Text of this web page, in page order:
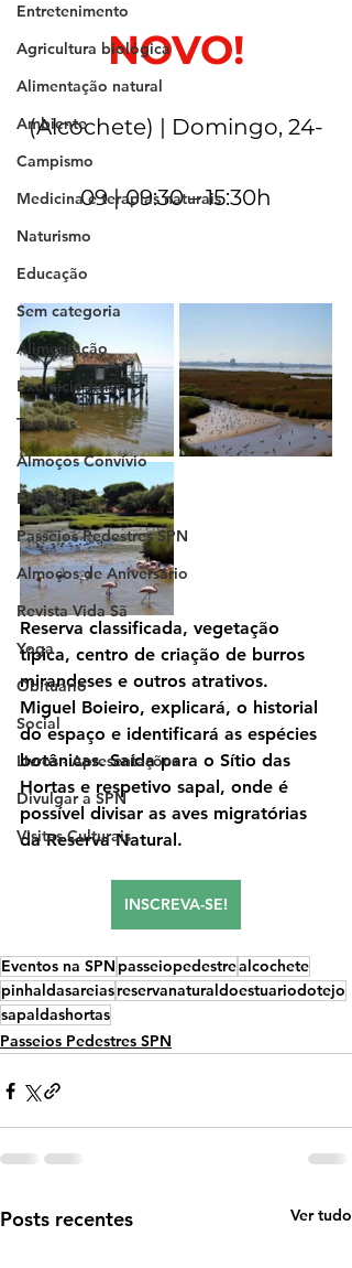
Entretenimento
Agricultura biológica
Alimentação natural
Ambiente
Campismo
Medicina e terapias naturais
Naturismo
Educação
Sem categoria
Alimentação
Exercício físico
Terapias
Almoços Convívio
Fitologia
Passeios Pedestres SPN
Almoços de Aniversário
Revista Vida Sã
Yoga
Obituário
Social
Livros - Apresentações
Divulgar a SPN
Visitas Culturais
NOVO!
(Alcochete) | Domingo, 24-
09 | 09:30 – 15:30h
Reserva classificada, vegetação
típica, centro de criação de burros
mirandeses e outros atrativos.
Miguel Boieiro, explicará, o historial
do espaço e identificará as espécies
botânicas. Saída para o Sítio das
Hortas e respetivo sapal, onde é
possível divisar as aves migratórias
da Reserva Natural.
INSCREVA-SE!
Eventos na SPN passeiopedestrealcochete
pinhaldasareiasreservanaturaldoestuariodotejo
sapaldashortas
Passeios Pedestres SPN
Posts recentes Ver tudo